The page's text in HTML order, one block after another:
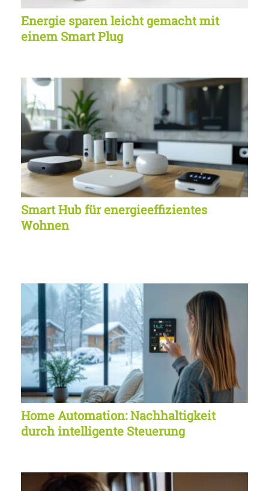
Energie sparen leicht gemacht mit
einem Smart Plug
Smart Hub für energieeffizientes
Wohnen
Home Automation: Nachhaltigkeit
durch intelligente Steuerung